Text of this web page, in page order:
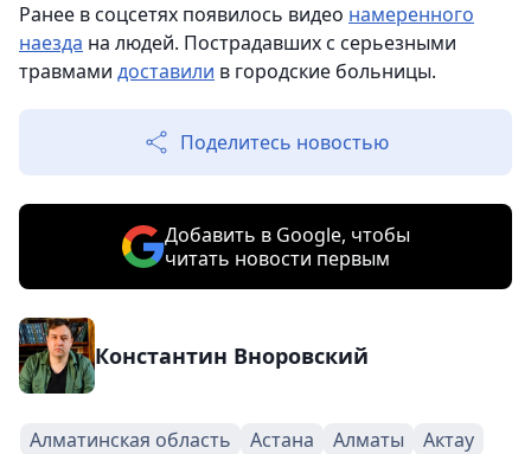
Ранее в соцсетях появилось видео намеренного
наезда на людей. Пострадавших с серьезными
травмами доставили в городские больницы.
Поделитесь новостью
Добавить в Google, чтобы
читать новости первым
Константин Вноровский
Алматинская область Астана Алматы Актау